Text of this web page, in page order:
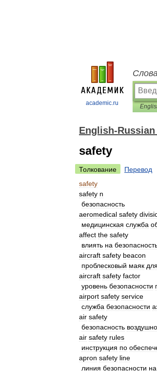
academic.ru
English-
safety
Толкование
Перевод
safety
safety n
безопасность
aeromedical safety
медицинская служба
affect the safety
влиять на
aircraft safety beacon
проблесковый маяк для
aircraft safety factor
уровень безопасности
airport safety service
служба безопасности
air safety
безопасность
air safety rules
инструкция по
apron safety line
линия безопасности на